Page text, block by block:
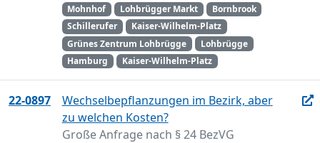
Mohnhof Lohbrügger Markt
Bornbrook
Schillerufer
Kaiser-Wilhelm-Platz
Grünes Zentrum Lohbrügge
Lohbrügge
Hamburg
Kaiser-Wilhelm-Platz
22-0897
Wechselbepflanzungen im Bezirk, aber
zu welchen Kosten?
Große Anfrage nach § 24 BezVG